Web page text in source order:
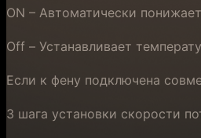
ON – Автоматически
Off – Устанавливает
Если к фену подключена
3 шага установки скорости